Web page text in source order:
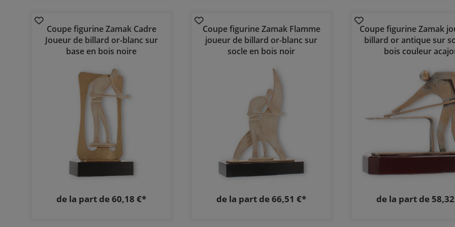
Coupe figurine Zamak Cadre
Joueur de billard or-blanc sur
base en bois noire
de la part de 60,18 €*
Coupe figurine Zamak Flamme
joueur de billard or-blanc sur
socle en bois noir
de la part de 66,51 €*
Coupe figurine Zamak
billard or antique sur
bois couleur
de la part de